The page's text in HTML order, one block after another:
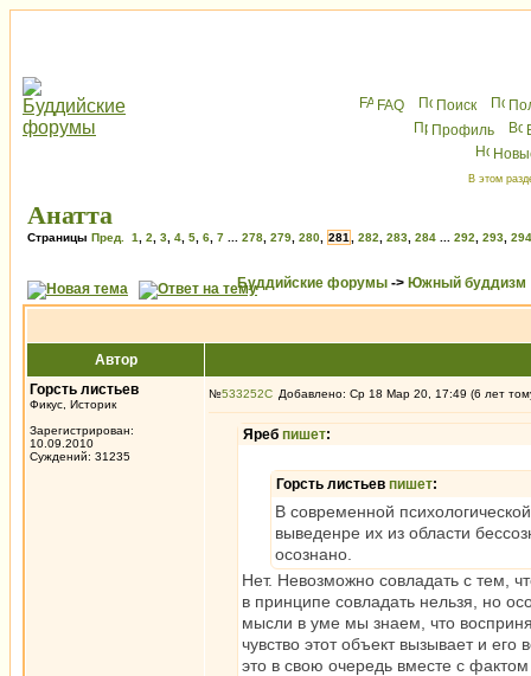
FAQ Поиск
Профиль
В этом
Анатта
Страницы Пред. 1 2 3 4 5 6 7 278 279 280 281 282 283 284 292 293 294
Буддийские форумы -> Южный буддизм
Автор
Горсть листьев
Фикус, Историк
Зарегистрирован:
10.09.2010
Суждений: 31235
№533252 Добавлено: Ср 18 Мар 20, 17:49 (6 лет
Яреб пишет:
Горсть листьев пишет:
В современной
выведенре их из области
осознано.
Нет. Невозможно совладать с тем,
в принципе совладать нельзя, но
мысли в уме мы знаем, что
чувство этот объект вызывает и
это в свою очередь вместе с